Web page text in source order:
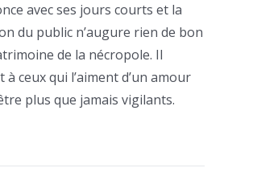
avec ses jours courts et la
du public n’augure rien de bon
de la nécropole. Il
ceux qui l’aiment d’un amour
plus que jamais vigilants.